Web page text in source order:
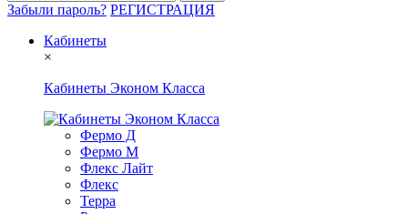
Забыли пароль? РЕГИСТРАЦИЯ
Кабинеты
×
Кабинеты Эконом Класса
Фермо Д
Фермо М
Флекс Лайт
Флекс
Терра